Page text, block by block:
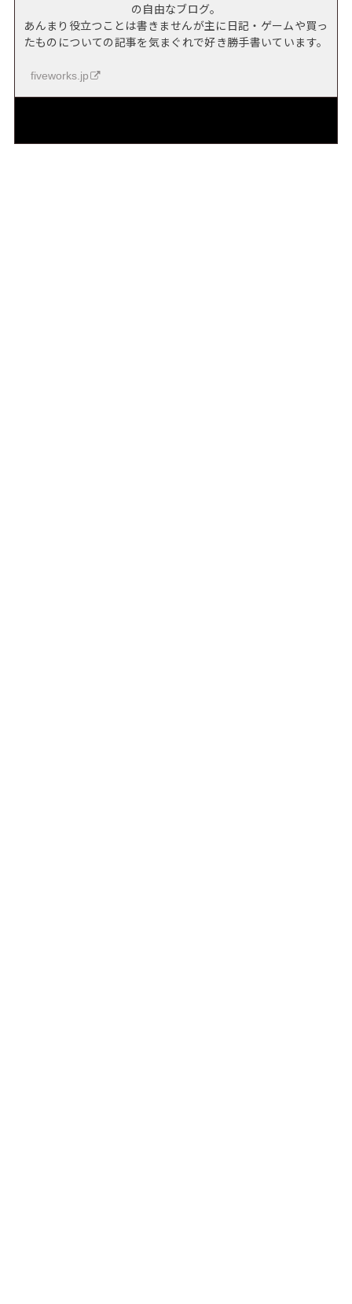
の自由なブログ。
あんまり役立つことは書きませんが主に日記・ゲームや買っ
たものについての記事を気まぐれで好き勝手書いています。
fiveworks.jp